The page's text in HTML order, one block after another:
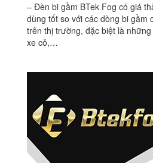
– Đèn bi gầm BTek Fog có giá
dùng tốt so với các dòng bi gầm
trên thị trường, đặc biệt là
xe cỏ,…